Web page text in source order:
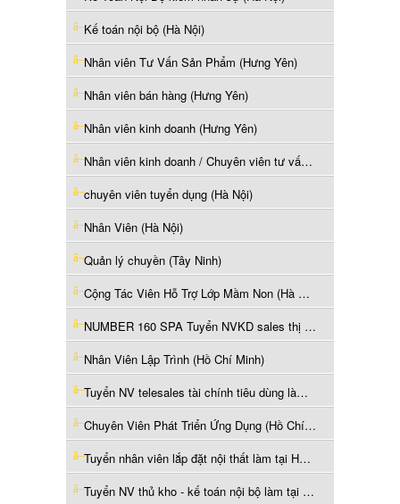
Kế toán nội bộ (Hà Nội)
Nhân viên Tư Vấn Sản Phẩm (Hưng Yên)
Nhân viên bán hàng (Hưng Yên)
Nhân viên kinh doanh (Hưng Yên)
Nhân viên kinh doanh / Chuyên viên tư vấn phần mềm (Hà Nội)
chuyên viên tuyển dụng (Hà Nội)
Nhân Viên (Hà Nội)
Quản lý chuyền (Tây Ninh)
Cộng Tác Viên Hỗ Trợ Lớp Mầm Non (Hà Nội)
NUMBER 160 SPA Tuyển NVKD sales thị trường làm ngay (Hồ Chí Minh)
Nhân Viên Lập Trình (Hồ Chí Minh)
Tuyển NV telesales tài chính tiêu dùng làm ở Gò Vấp (Hồ Chí Minh)
Chuyên Viên Phát Triển Ứng Dụng (Hồ Chí Minh)
Tuyển nhân viên lắp đặt nội thất làm tại Hà Đông (Hà Nội)
Tuyển NV thủ kho - kế toán nội bộ làm tại Hóc Môn (Hồ Chí Minh)